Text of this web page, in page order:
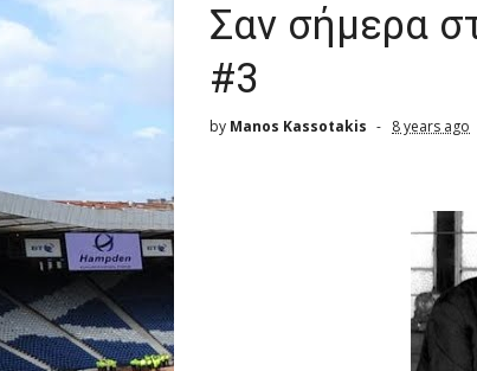
Σαν σήμερα
#3
by Manos Kassotakis 8 years ago